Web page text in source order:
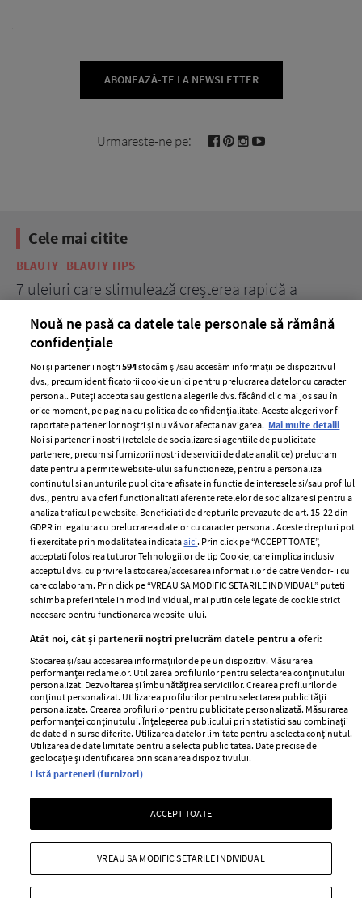
ABONEAZĂ-TE LA NEWSLETTER
Urmareste-ne pe:
Cele mai citite
BEAUTY BEAUTY TIPS
7 uleiuri care stimulează creșterea rapidă a
ELLE Style Awards
2024
Despre ELLE
Romania
Contact
Abonamente
Termeni si conditii
Politica de
confidențialitate
Politica de cookies
Publicitate
GSP
Unica
Baby
Retete
femei
Viva
Avantaje
Retete practice
Pariază responsabil! Decizia ONJN nr. 821/25.09.2025.
Jocurile de noroc sunt interzise minorilor.
Copyright © 2026 Ringier Romania SRL
Nouă ne pasă ca datele tale personale să rămână
confidențiale
Noi și partenerii noștri594stocăm și/sau accesăm informații pe dispozitivul
dvs., precum identificatorii cookie unici pentru prelucrarea datelor cu caracter
personal. Puteți accepta sau gestiona alegerile dvs. făcând clic mai jos sau în
orice moment, pe pagina cu politica de confidențialitate. Aceste alegeri vor fi
raportate partenerilor noștri și nu vă vor afecta navigarea. Mai multe detalii
Noi si partenerii nostri (retelele de socializare si agentiile de publicitate
partenere, precum si furnizorii nostri de servicii de date analitice) prelucram
date pentru a permite website-ului sa functioneze, pentru a personaliza
continutul si anunturile publicitare afisate in functie de interesele si/sau profilul
dvs., pentru a va oferi functionalitati aferente retelelor de socializare si pentru a
analiza traficul pe website. Beneficiati de drepturile prevazute de art. 15-22 din
GDPR in legatura cu prelucrarea datelor cu caracter personal. Aceste drepturi pot
fi exercitate prin modalitatea indicataaici. Prin click pe “ACCEPT TOATE”,
acceptati folosirea tuturor Tehnologiilor de tip Cookie, care implica inclusiv
acceptul dvs. cu privire la stocarea/accesarea informatiilor de catre Vendor-ii cu
care colaboram. Prin click pe “VREAU SA MODIFIC SETARILE INDIVIDUAL” puteti
schimba preferintele in mod individual, mai putin cele legate de cookie strict
necesare pentru functionarea website-ului.
Atât noi, cât și partenerii noștri prelucrăm datele pentru a oferi:
Stocarea și/sau accesarea informațiilor de pe un dispozitiv. Măsurarea
performanței reclamelor. Utilizarea profilurilor pentru selectarea conținutului
personalizat. Dezvoltarea și îmbunătățirea serviciilor. Crearea profilurilor de
conținut personalizat. Utilizarea profilurilor pentru selectarea publicității
personalizate. Crearea profilurilor pentru publicitate personalizată. Măsurarea
performanței conținutului. Înțelegerea publicului prin statistici sau combinații
de date din surse diferite. Utilizarea datelor limitate pentru a selecta conținutul.
Utilizarea de date limitate pentru a selecta publicitatea. Date precise de
geolocație și identificarea prin scanarea dispozitivului.
Listă parteneri (furnizori)
ACCEPT TOATE
VREAU SA MODIFIC SETARILE INDIVIDUAL